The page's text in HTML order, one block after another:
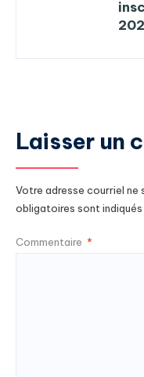
Laisser un
Votre adresse courriel ne
obligatoires sont indiqués
Commentaire *